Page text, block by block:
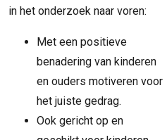
in het onderzoek naar voren:
Met een positieve
benadering van kinderen
en ouders motiveren voor
het juiste gedrag.
Ook gericht op en